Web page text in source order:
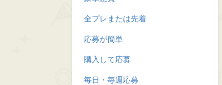
全プレまたは先着
応募が簡単
購入して応募
毎日・毎週応募